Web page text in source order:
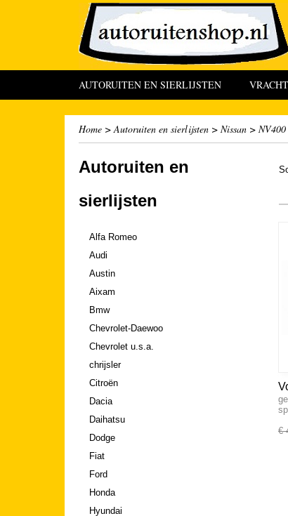
AUTORUITEN EN SIERLIJSTEN
Home >Autoruiten en sierlijsten > Nissan > NV400
Autoruiten en
sierlijsten
Alfa Romeo
Audi
Austin
Aixam
Bmw
Chevrolet-Daewoo
Chevrolet u.s.a.
chrijsler
Citroën
Dacia
Daihatsu
Dodge
Fiat
Ford
Honda
Hyundai
€